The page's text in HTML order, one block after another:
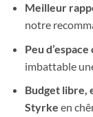
Meilleur
notre
Peu
imbattable
Budget libre,
Styrke en